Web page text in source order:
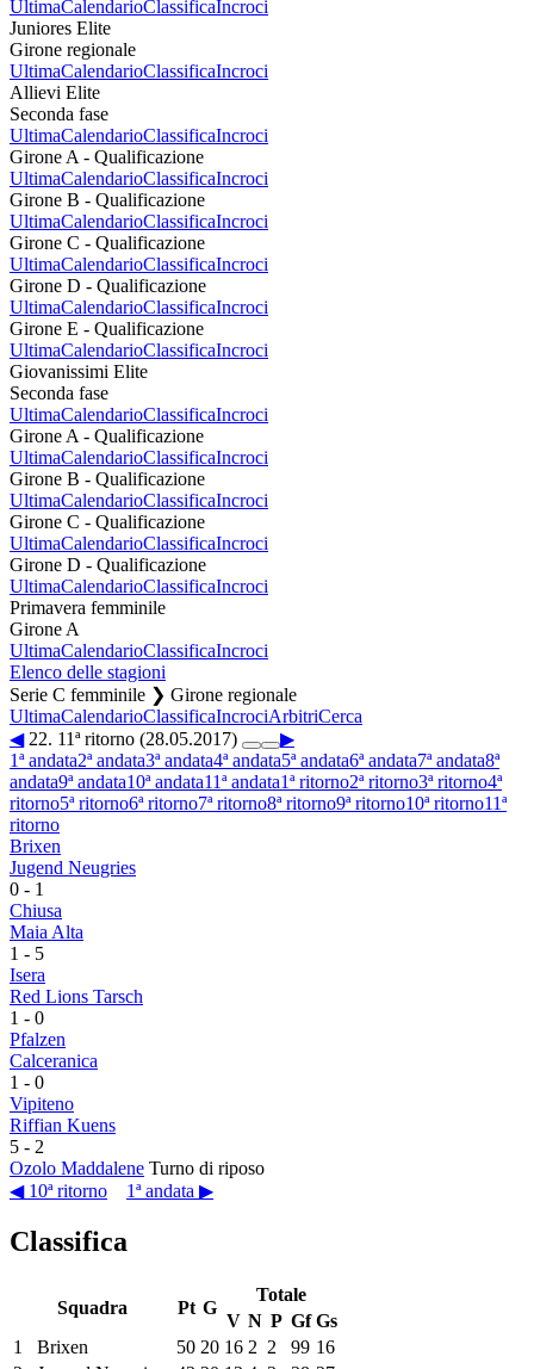
UltimaCalendarioClassificaIncroci
Juniores Elite
Girone regionale
UltimaCalendarioClassificaIncroci
Allievi Elite
Seconda fase
UltimaCalendarioClassificaIncroci
Girone A - Qualificazione
UltimaCalendarioClassificaIncroci
Girone B - Qualificazione
UltimaCalendarioClassificaIncroci
Girone C - Qualificazione
UltimaCalendarioClassificaIncroci
Girone D - Qualificazione
UltimaCalendarioClassificaIncroci
Girone E - Qualificazione
UltimaCalendarioClassificaIncroci
Giovanissimi Elite
Seconda fase
UltimaCalendarioClassificaIncroci
Girone A - Qualificazione
UltimaCalendarioClassificaIncroci
Girone B - Qualificazione
UltimaCalendarioClassificaIncroci
Girone C - Qualificazione
UltimaCalendarioClassificaIncroci
Girone D - Qualificazione
UltimaCalendarioClassificaIncroci
Primavera femminile
Girone A
UltimaCalendarioClassificaIncroci
Elenco delle stagioni
Serie C femminile ❯ Girone regionale
UltimaCalendarioClassificaIncrociArbitriCerca
◀22. 11ª ritorno (28.05.2017)
▶
1ª andata2ª andata3ª andata4ª andata5ª andata6ª andata7ª andata8ª
andata9ª andata10ª andata11ª andata1ª ritorno2ª ritorno3ª ritorno4ª
ritorno5ª ritorno6ª ritorno7ª ritorno8ª ritorno9ª ritorno10ª ritorno11ª
ritorno
Brixen
Jugend Neugries
0 - 1
Chiusa
Maia Alta
1 - 5
Isera
Red Lions Tarsch
1 - 0
Pfalzen
Calceranica
1 - 0
Vipiteno
Riffian Kuens
5 - 2
Ozolo Maddalene Turno di riposo
◀ 10ª ritorno
1ª andata ▶
Classifica
Squadra Pt G
Totale
V N P Gf Gs
1
Brixen 50 20 16 2 2 99 16